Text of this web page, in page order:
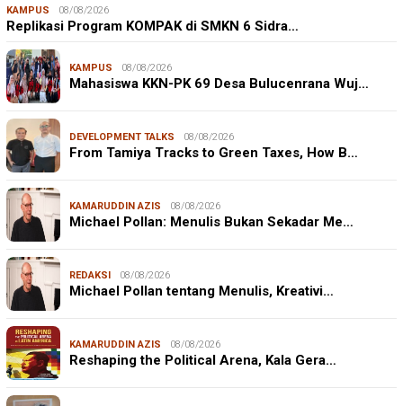
KAMPUS 08/08/2026
Replikasi Program KOMPAK di SMKN 6 Sidra…
KAMPUS 08/08/2026
Mahasiswa KKN-PK 69 Desa Bulucenrana Wuj…
DEVELOPMENT TALKS 08/08/2026
From Tamiya Tracks to Green Taxes, How B…
KAMARUDDIN AZIS 08/08/2026
Michael Pollan: Menulis Bukan Sekadar Me…
REDAKSI 08/08/2026
Michael Pollan tentang Menulis, Kreativi…
KAMARUDDIN AZIS 08/08/2026
Reshaping the Political Arena, Kala Gera…